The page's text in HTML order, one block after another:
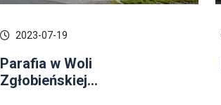
2023-07-19
Parafia w Woli
Zgłobieńskiej...